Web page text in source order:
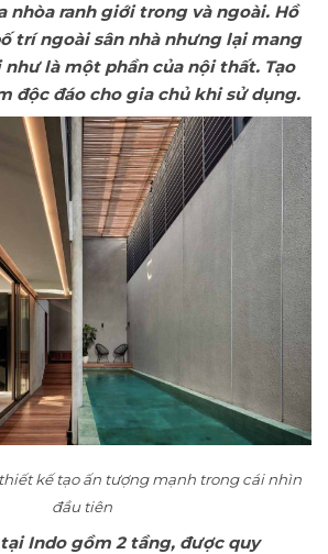
nhòa ranh giới trong và ngoài. Hồ
trí ngoài sân nhà nhưng lại mang
là một phần của nội thất. Tạo
độc đáo cho gia chủ khi sử dụng.
kế tạo ấn tượng mạnh trong cái nhìn
đầu tiên
Indo gồm 2 tầng, được quy